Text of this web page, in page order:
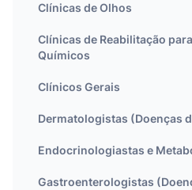
Clínicas de Olhos
Clínicas de Reabilitação
Químicos
Clínicos Gerais
Dermatologistas (Doenças
Endocrinologiastas e
Gastroenterologistas